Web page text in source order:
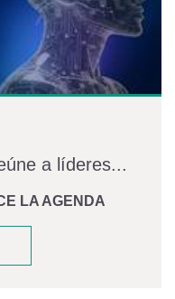
a líderes...
LA AGENDA